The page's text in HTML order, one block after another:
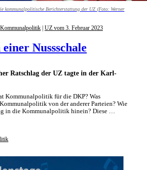
kommunalpolitische Berichterstattung der UZ (Foto: Werner
Ratschlag der UZ tagte in der Karl-
Nussschale
Kommunalpolitik | UZ vom 3. Februar 2023
Kommunalpolitik für die DKP? Was
von der anderer Parteien? Wie
in die Kommunalpolitik hinein? Diese …